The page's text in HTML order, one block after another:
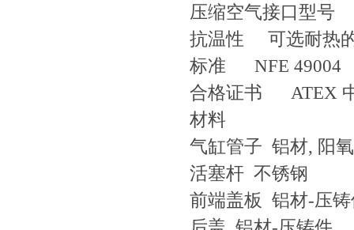
压缩空气接口型号
抗温性 可选耐热
标准 NFE 49004
合格证书 ATEX
材料
气缸管子 铝材, 阳
活塞杆 不锈钢
前端盖板 铝材-压铸